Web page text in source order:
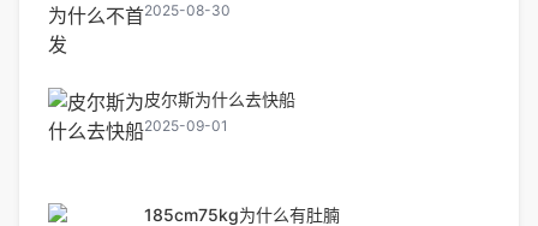
2025-08-30
皮尔斯为什么去快船
2025-09-01
185cm75kg为什么有肚腩